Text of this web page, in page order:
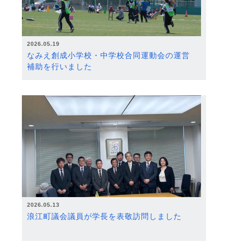
2026.05.19
なみえ創成小学校・中学校合同運動会の運営
補助を行いました
2026.05.13
浪江町議会議員が学長を表敬訪問しました